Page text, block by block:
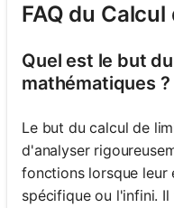
FAQ du
Quel est le but
mathématiques ?
Le but du calcul de
d'analyser
fonctions lorsque leur
spécifique ou l'infini.